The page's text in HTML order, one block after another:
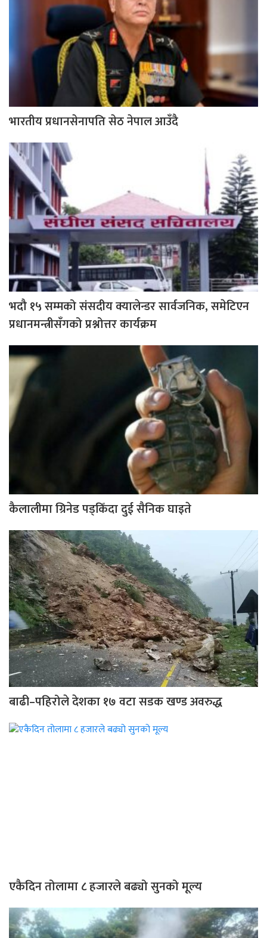
भारतीय प्रधानसेनापति सेठ नेपाल आउँदै
भदौ १५ सम्मको संसदीय क्यालेन्डर सार्वजनिक, समेटिएन
प्रधानमन्त्रीसँगको प्रश्नोत्तर कार्यक्रम
कैलालीमा ग्रिनेड पड्किँदा दुई सैनिक घाइते
बाढी–पहिरोले देशका १७ वटा सडक खण्ड अवरुद्ध
एकैदिन तोलामा ८ हजारले बढ्यो सुनको मूल्य